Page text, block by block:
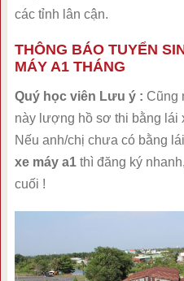
các tỉnh lân cận.
THÔNG BÁO TUYỂN
MÁY A1 THÁNG
Quý học viên Lưu ý : Cũng
này lượng hồ sơ thi bằng lái
Nếu anh/chị chưa có bằng
xe máy a1thì đăng ký
cuối !